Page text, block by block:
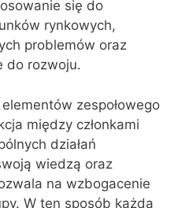
się do
rynkowych,
problemów oraz
do rozwoju.
zespołowego
między członkami
działań
wiedzą oraz
na wzbogacenie
W ten sposób każda